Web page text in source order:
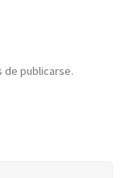
de publicarse.